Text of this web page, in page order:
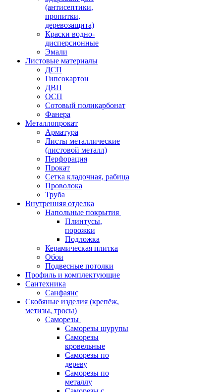
(антисептики,
пропитки,
деревозащита)
Краски водно-
дисперсионные
Эмали
Листовые материалы
ДСП
Гипсокартон
ДВП
ОСП
Сотовый поликарбонат
Фанера
Металлопрокат
Арматура
Листы металлические
(листовой металл)
Перфорация
Прокат
Сетка кладочная, рабица
Проволока
Труба
Внутренняя отделка
Напольные покрытия
Плинтусы,
порожки
Подложка
Керамическая плитка
Обои
Подвесные потолки
Профиль и комплектующие
Сантехника
Санфаянс
Скобяные изделия (крепёж,
метизы, тросы)
Саморезы
Саморезы шурупы
Саморезы
кровельные
Саморезы по
дереву
Саморезы по
металлу